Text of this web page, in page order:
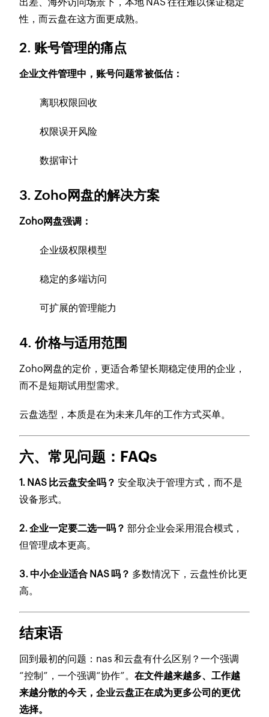
性，而云盘在这方面更成熟。
2. 账号管理的痛点
企业文件管理中，账号问题常被低估：
离职权限回收
权限误开风险
数据审计
3. Zoho网盘的解决方案
Zoho网盘强调：
企业级权限模型
稳定的多端访问
可扩展的管理能力
4. 价格与适用范围
Zoho网盘的定价，更适合希望长期稳定使用的企业，
而不是短期试用型需求。
云盘选型，本质是在为未来几年的工作方式买单。
六、常见问题：FAQs
1. NAS 比云盘安全吗？安全取决于管理方式，而不是
设备形式。
2. 企业一定要二选一吗？ 部分企业会采用混合模式，
但管理成本更高。
3. 中小企业适合 NAS 吗？ 多数情况下，云盘性价比更
高。
结束语
回到最初的问题：nas 和云盘有什么区别？一个强调
“控制”，一个强调“协作”。在文件越来越多、工作越
来越分散的今天，企业云盘正在成为更多公司的更优
选择。